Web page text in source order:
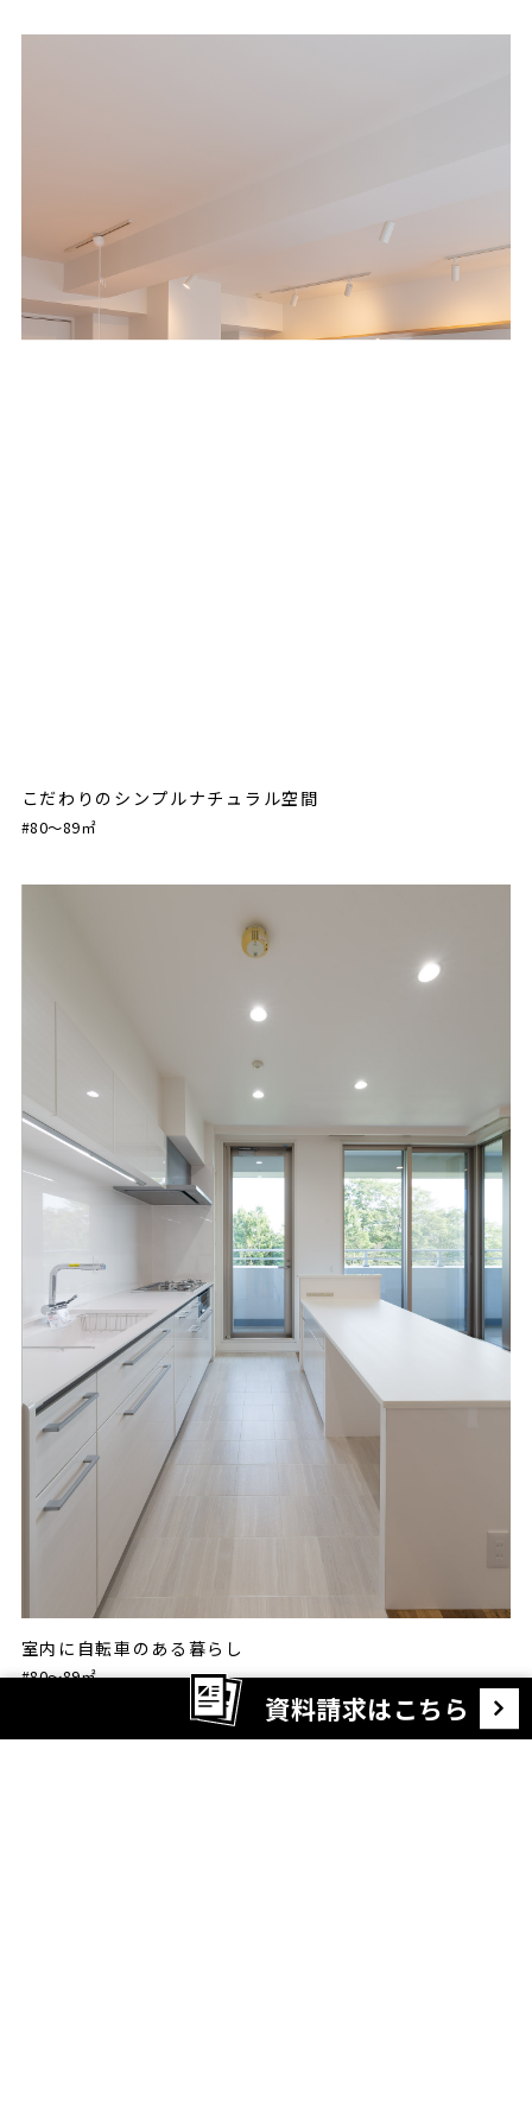
こだわりのシンプルナチュラル空間
#80〜89㎡
室内に自転車のある暮らし
#80〜89㎡
資料請求はこちら